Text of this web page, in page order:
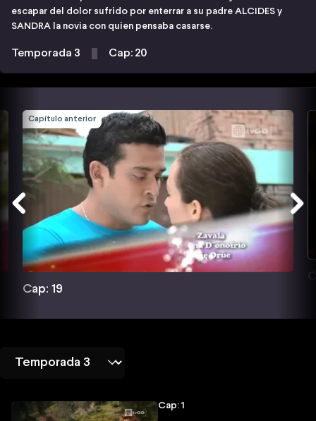
escapar del dolor sufrido por enterrar a su padre ALCIDES y
SANDRA la novia con quien pensaba casarse.
Temporada 3 Cap: 20
Capítulo anterior
Cap: 19
Cap: 1